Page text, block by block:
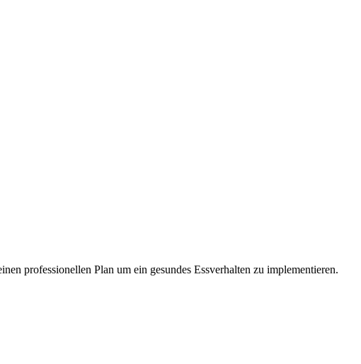
professionellen Plan um ein gesundes Essverhalten zu implementieren.